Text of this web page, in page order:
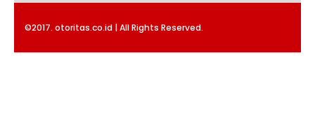
©2017. otoritas.co.id | All Rights Reserved.